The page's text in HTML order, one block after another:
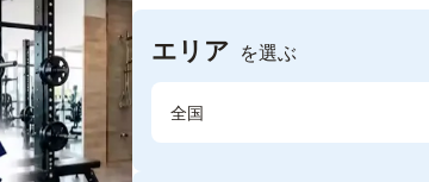
エリア を選ぶ
全国